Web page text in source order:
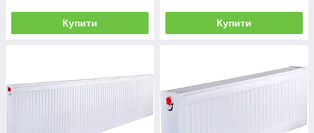
Купити Купити